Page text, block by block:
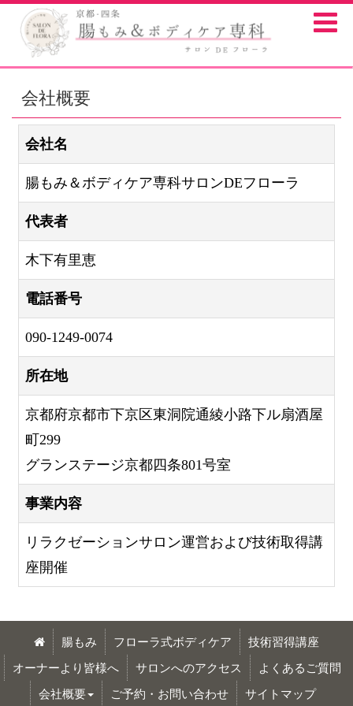
会社概要
会社名
腸もみ＆ボディケア専科サロンDEフローラ
代表者
木下有里恵
電話番号
090-1249-0074
所在地
京都府京都市下京区東洞院通綾小路下ル扇酒屋
町299
グランステージ京都四条801号室
事業内容
リラクゼーションサロン運営および技術取得講
座開催
腸もみ フローラ式ボディケア 技術習得講座
オーナーより皆様へ サロンへのアクセス よくあるご質問
会社概要 ご予約・お問い合わせ サイトマップ